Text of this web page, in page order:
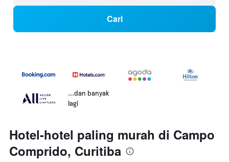
Cari
...dan banyak
lagi
Hotel-hotel paling murah di Campo
Comprido, Curitiba